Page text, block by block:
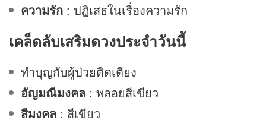
ความรัก : ปฏิเสธในเรื่องความรัก
เคล็ดลับเสริมดวงประจำวันนี้
ทำบุญกับผู้ป่วยติดเตียง
อัญมณีมงคล : พลอยสีเขียว
สีมงคล : สีเขียว